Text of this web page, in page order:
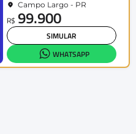
Campo Largo - PR
R$ 99.900
SIMULAR
WHATSAPP